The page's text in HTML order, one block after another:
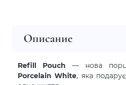
Описание
Refill Pouch — нова
Porcelain White, яка